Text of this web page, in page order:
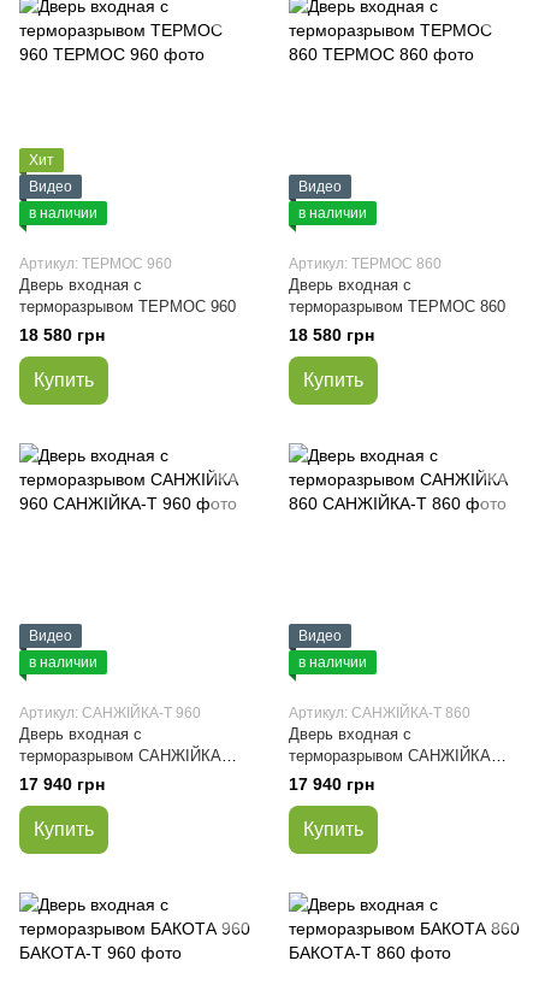
Хит
Видео
в наличии
Артикул: ТЕРМОС 960
Дверь входная с
терморазрывом ТЕРМОС 960
18 580 грн
Купить
Видео
в наличии
Артикул: ТЕРМОС 860
Дверь входная с
терморазрывом ТЕРМОС 860
18 580 грн
Купить
Видео
в наличии
Артикул: САНЖІЙКА-Т 960
Дверь входная с
терморазрывом САНЖІЙКА
960
17 940 грн
Купить
Видео
в наличии
Артикул: САНЖІЙКА-Т 860
Дверь входная с
терморазрывом САНЖІЙКА
860
17 940 грн
Купить